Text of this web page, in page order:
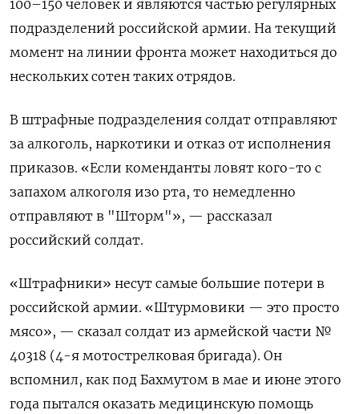
100–150 человек и являются частью регулярных
подразделений российской армии. На текущий
момент на линии фронта может находиться до
нескольких сотен таких отрядов.
В штрафные подразделения солдат отправляют
за алкоголь, наркотики и отказ от исполнения
приказов. «Если коменданты ловят кого-то с
запахом алкоголя изо рта, то немедленно
отправляют в "Шторм"», — рассказал
российский солдат.
«Штрафники» несут самые большие потери в
российской армии. «Штурмовики — это просто
мясо», — сказал солдат из армейской части №
40318 (4-я мотострелковая бригада). Он
вспомнил, как под Бахмутом в мае и июне этого
года пытался оказать медицинскую помощь